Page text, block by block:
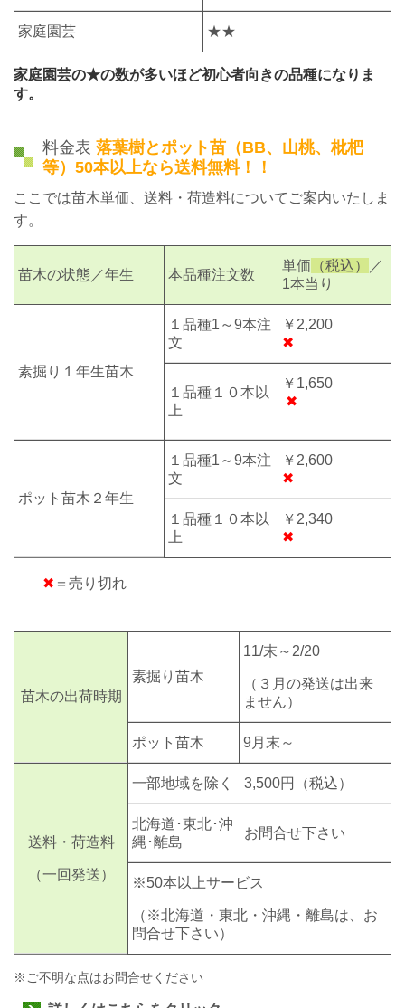
家庭園芸 ★★
家庭園芸の★の数が多いほど初心者向きの品種になりま
す。
料金表 落葉樹とポット苗（BB、山桃、枇杷
等）50本以上なら送料無料！！
ここでは苗木単価、送料・荷造料についてご案内いたしま
す。
苗木の状態／年生 本品種注文数
単価 （税込）
／
1本当り
素掘り １年生苗木
１品種1～9本注
文
￥2,200
✖
１品種１０本以
上
￥1,650
✖
ポット苗木２年生
１品種1～9本注
文
￥2,600
✖
１品種１０本以
上
￥2,340
✖
✖ ＝売り切れ
苗木の出荷時期
素掘り苗木
11/末～2/20
（３月の発送は出来
ません）
ポット苗木 9月末～
送料・荷造料
（一回発送）
一部地域を除く 3,500円 （税込）
北海道･東北･沖
縄･離島
お問合せ下さい
※50本以上サービス
（※北海道・東北・沖縄・離島は、お
問合せ下さい）
※ご不明な点はお問合せください